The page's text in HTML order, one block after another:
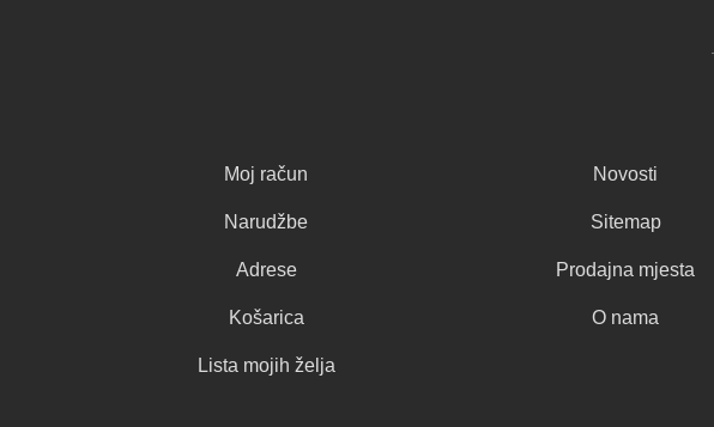
Moj račun
Narudžbe
Adrese
Košarica
Lista mojih želja
Novosti
Sitemap
Prodajna mjesta
O nama